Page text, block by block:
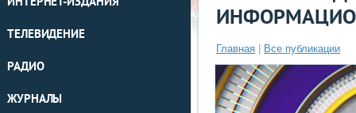
ТЕЛЕВИДЕНИЕ
РАДИО
ЖУРНАЛЫ
Главная Все публикации